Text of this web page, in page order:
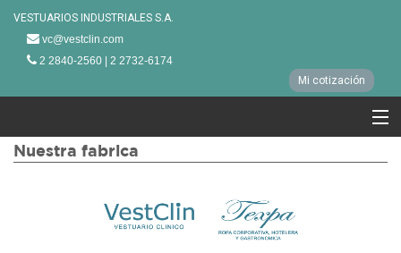
VESTUARIOS INDUSTRIALES S.A.
vc@vestclin.com
2 2840-2560 | 2 2732-6174
Mi cotización
Línea Hotelera
Nuestra fabrica